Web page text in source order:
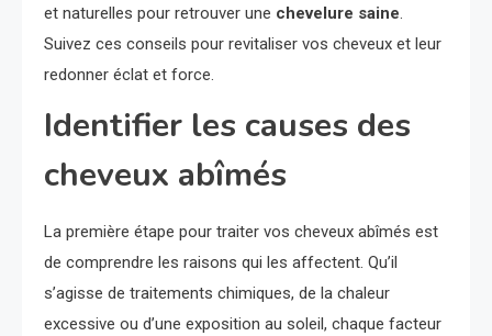
et naturelles pour retrouver une chevelure saine
Suivez ces conseils pour revitaliser vos cheveux et leur
redonner éclat et force.
Identifier les causes des
cheveux abîmés
La première étape pour traiter vos cheveux abîmés est
de comprendre les raisons qui les affectent. Qu’il
s’agisse de traitements chimiques, de la chaleur
excessive ou d’une exposition au soleil, chaque facteur